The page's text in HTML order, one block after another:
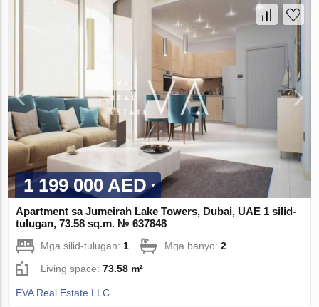
1 199 000 AED
Apartment sa Jumeirah Lake Towers, Dubai, UAE 1 silid-
tulugan, 73.58 sq.m. № 637848
Mga silid-tulugan:1 Mga banyo:2
Living space:73.58 m²
EVA Real Estate LLC